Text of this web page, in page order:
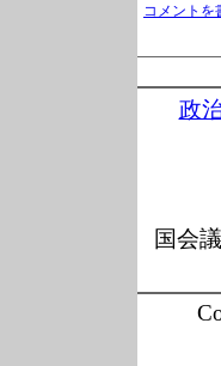
コメントを
政
国会